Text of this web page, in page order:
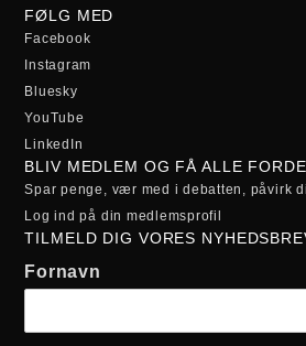
FØLG MED
Facebook
Instagram
Bluesky
YouTube
LinkedIn
BLIV MEDLEM OG FÅ ALLE
Spar penge, vær med i debatten, påvirk
Log ind på din medlemsprofil
TILMELD DIG VORES
Fornavn